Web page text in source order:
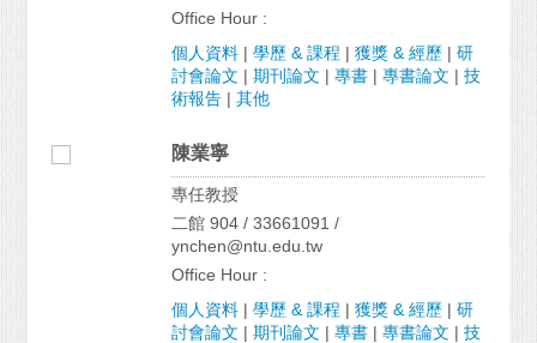
Office Hour :
個人資料 |學歷 & 課程 |獲獎 & 經歷 |研
討會論文 |期刊論文 |專書 |專書論文 |技
術報告 |其他
陳業寧
專任教授
二館 904 / 33661091 /
ynchen@ntu.edu.tw
Office Hour :
個人資料 |學歷 & 課程 |獲獎 & 經歷 |研
討會論文 |期刊論文 |專書 |專書論文 |技